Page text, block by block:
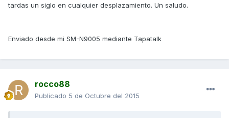
tardas un siglo en cualquier desplazamiento. Un saludo.
Enviado desde mi SM-N9005 mediante Tapatalk
rocco88
Publicado 5 de Octubre del 2015